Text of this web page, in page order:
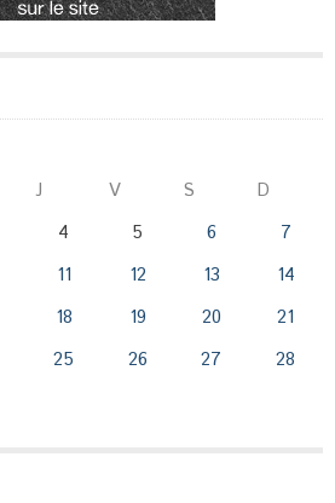
J V S
D
4 5 6
7
11 12 13
14
18 19 20
21
25 26 27
28